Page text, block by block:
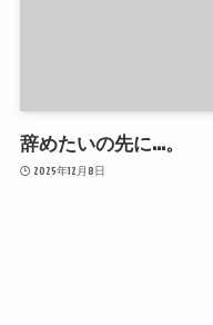
辞めたいの先に…。
2025年12月8日